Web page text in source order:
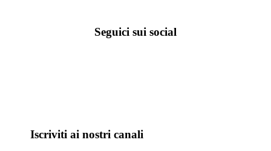
Seguici sui social
Iscriviti ai nostri canali